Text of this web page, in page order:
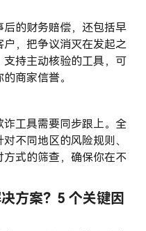
的财务赔偿，还包括早
，把争议消灭在发起之
持主动核验的工具，可
商家信誉。
工具需要同步跟上。全
不同地区的风险规则、
式的筛查，确保你在不
方案？5 个关键因